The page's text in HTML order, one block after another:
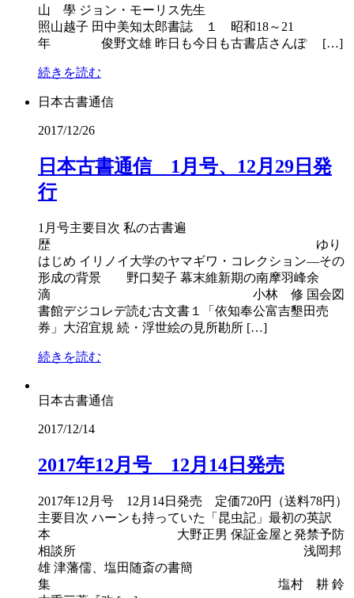
山 學 ジョン・モーリス先生
照山越子 田中美知太郎書誌 １ 昭和18～21
年 俊野文雄 昨日も今日も古書店さんぽ […]
続きを読む
日本古書通信
2017/12/26
日本古書通信 1月号、12月29日発
行
1月号主要目次 私の古書遍
歴 ゆり
はじめ イリノイ大学のヤマギワ・コレクション―その
形成の背景 野口契子 幕末維新期の南摩羽峰余
滴 小林 修 国会図
書館デジコレデ読む古文書１「依知奉公富吉墾田売
券」大沼宜規 続・浮世絵の見所勘所 […]
続きを読む
日本古書通信
2017/12/14
2017年12月号 12月14日発売
2017年12月号 12月14日発売 定価720円（送料78円）
主要目次 ハーンも持っていた「昆虫記」最初の英訳
本 大野正男 保証金屋と発禁予防
相談所 浅岡邦
雄 津藩儒、塩田随斎の書簡
集 塩村 耕 鈴